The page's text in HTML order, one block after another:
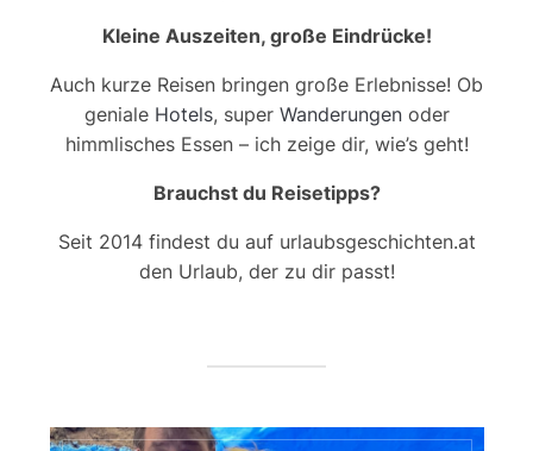
Kleine Auszeiten, große Eindrücke!
Auch kurze Reisen bringen große Erlebnisse! Ob
geniale Hotels, super Wanderungenoder
himmlisches Essen – ich zeige dir, wie’s geht!
Brauchst du Reisetipps?
Seit 2014 findest du auf urlaubsgeschichten.at
den Urlaub, der zu dir passt!